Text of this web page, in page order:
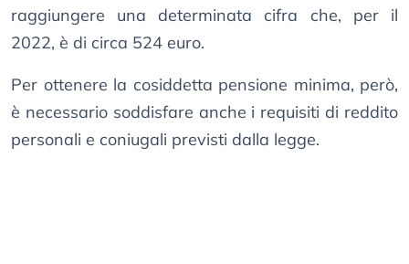
raggiungere una determinata cifra che, per il
2022, è di circa 524 euro.
Per ottenere la cosiddetta pensione minima, però,
è necessario soddisfare anche i requisiti di reddito
personali e coniugali previsti dalla legge.